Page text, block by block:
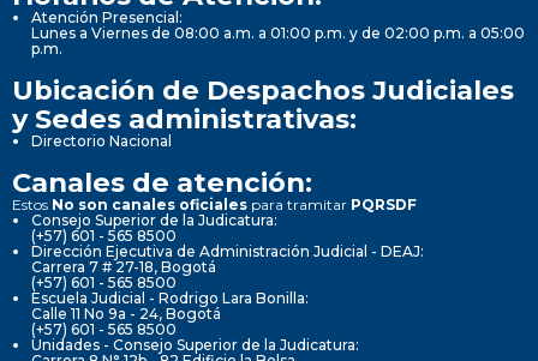
Atención Presencial:
Lunes a Viernes de 08:00 a.m. a 01:00 p.m. y de 02:00 p.m. a 05:00
p.m.
Ubicación de Despachos Judiciales
y Sedes administrativas:
Directorio Nacional
Canales de atención:
Estos No son canales oficiales para tramitar PQRSDF
Consejo Superior de la Judicatura:
(+57) 601 - 565 8500
Dirección Ejecutiva de Administración Judicial - DEAJ:
Carrera 7 # 27-18, Bogotá
(+57) 601 - 565 8500
Escuela Judicial - Rodrigo Lara Bonilla:
Calle 11 No 9a - 24, Bogotá
(+57) 601 - 565 8500
Unidades - Consejo Superior de la Judicatura: